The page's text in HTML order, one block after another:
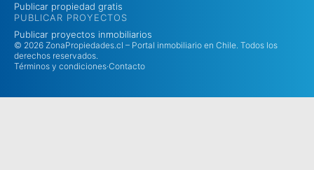
Publicar propiedad gratis
PUBLICAR PROYECTOS
Publicar proyectos inmobiliarios
© 2026 ZonaPropiedades.cl – Portal inmobiliario en Chile. Todos los
derechos reservados.
Términos y condiciones·Contacto